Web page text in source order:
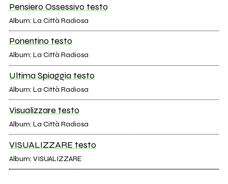
Pensiero Ossessivo testo
Album: La Città Radiosa
Ponentino testo
Album: La Città Radiosa
Ultima Spiaggia testo
Album: La Città Radiosa
Visualizzare testo
Album: La Città Radiosa
VISUALIZZARE testo
Album: VISUALIZZARE